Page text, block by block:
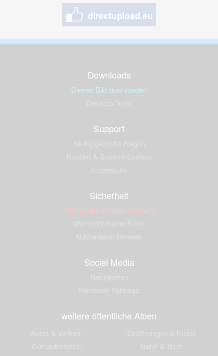
Downloads
Dieses Bild downloaden
Support
Sicherheit
Dieses Bild melden (Abuse)
Social Media
weitere öffentliche Alben